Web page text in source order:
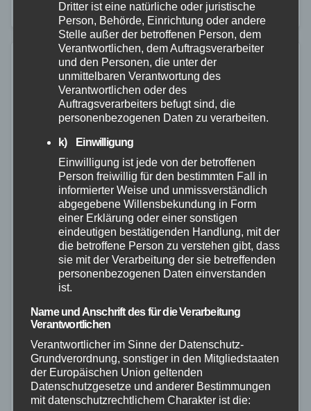
angesprochen wurde.…
MAYEN-KOBLENZ
Mehr Polizei in Koblenz – Sicherheit
zur Weihnachtszeit im Fokus
25. NOV. 2025
Die Polizeiinspektion Koblenz 1 führt aktuell
zusammen mit der Stadt Koblenz verstärkt Kontrollen
Dritter ist eine natürliche oder juristische
Person, Behörde, Einrichtung oder andere
Stelle außer der betroffenen Person, dem
Verantwortlichen, dem Auftragsverarbeiter
und den Personen, die unter der
unmittelbaren Verantwortung des
Verantwortlichen oder des
Auftragsverarbeiters befugt sind, die
personenbezogenen Daten zu verarbeiten.
k) Einwilligung
Einwilligung ist jede von der betroffenen
Person freiwillig für den bestimmten Fall in
informierter Weise und unmissverständlich
abgegebene Willensbekundung in Form
einer Erklärung oder einer sonstigen
eindeutigen bestätigenden Handlung, mit der
die betroffene Person zu verstehen gibt, dass
sie mit der Verarbeitung der sie betreffenden
personenbezogenen Daten einverstanden
ist.
Name und Anschrift des für die Verarbeitung
Verantwortlichen
Verantwortlicher im Sinne der Datenschutz-
Grundverordnung, sonstiger in den Mitgliedstaaten
der Europäischen Union geltenden
Datenschutzgesetze und anderer Bestimmungen
mit datenschutzrechtlichem Charakter ist die: